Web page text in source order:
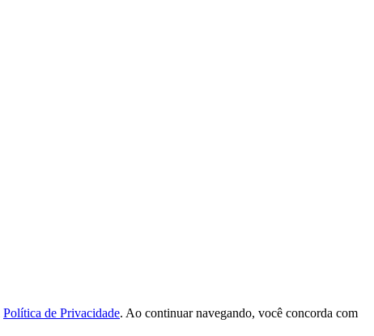
Política de Privacidade. Ao continuar navegando, você concorda com